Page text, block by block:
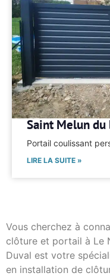
Saint Melun du
Portail coulissant
LIRE LA SUITE »
Vous cherchez à
clôture et portail à Le
Duval est votre
en installation de